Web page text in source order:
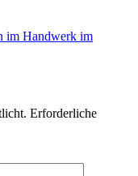
im Handwerk im
Erforderliche